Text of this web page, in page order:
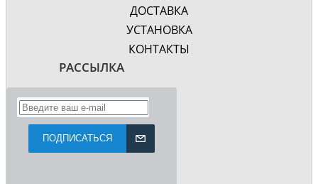
ДОСТАВКА
УСТАНОВКА
КОНТАКТЫ
РАССЫЛКА
ПОДПИСАТЬСЯ